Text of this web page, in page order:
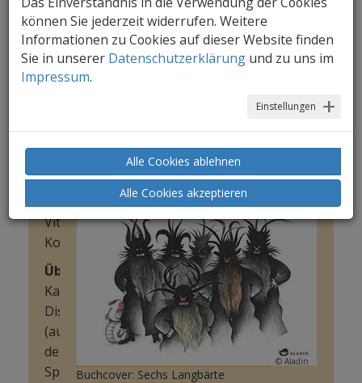
Kinderschreckfigur und des Vorurteils
aufgreift und in einen lustigen Text mit
Bildern, die viel entdecken lassen,
verpackt. Angst wird hier niemand haben!
© Aladin
Buchcover: Sechs Langbärte
AutorIn:
Mar
Pavón
IllustratorIn :
Vitali
Konstantinov
ÜbersetzerIn :
Katharina
Distelmeyer
(aus
dem
Span.)
können Sie jederzeit widerrufen. Weitere
Informationen zu Cookies auf dieser Website finden
Sie in unserer Datenschutzerklärung und zu uns im
Impressum.
Einstellungen
Alle Cookies ablehnen
Alle Cookies akzeptieren